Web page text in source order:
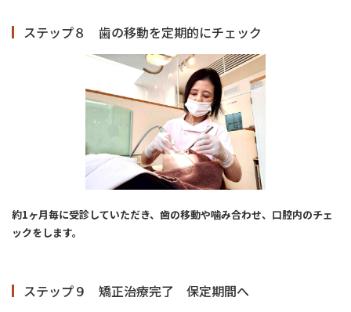
ステップ８ 歯の移動を定期的にチェック
約1ヶ月毎に受診していただき、歯の移動や噛み合わせ、口腔内のチェ
ックをします。
ステップ９ 矯正治療完了 保定期間へ